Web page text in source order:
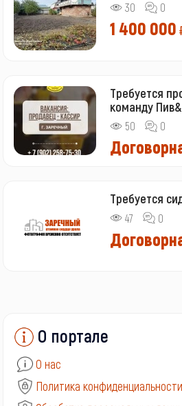
30 0
1 400 000
Требуется
команду
50 0
Требуется
47 0
О портале
О нас
Политика конфиденциальности